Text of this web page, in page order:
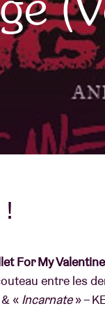
For My Valentine
entre les
« Incarnate» –